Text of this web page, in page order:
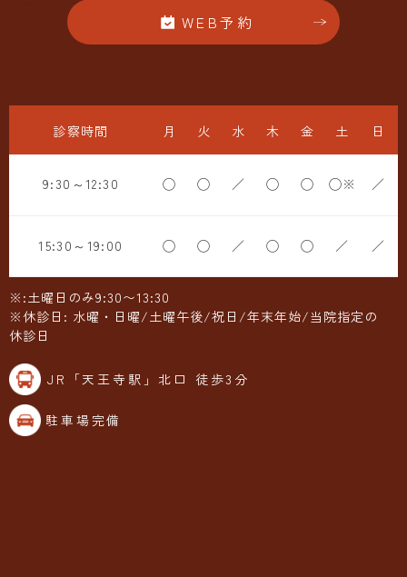
WEB予約
診察時間 月 火 水 木 金 土 日
9:30～12:30 ◯ ◯ ／ ◯ ◯ ◯※ ／
15:30～19:00 ◯ ◯ ／ ◯ ◯ ／ ／
※:土曜日のみ9:30〜13:30
※休診日: 水曜・日曜/土曜午後/祝日/年末年始/当院指定の
休診日
JR「天王寺駅」北口 徒歩3分
駐車場完備